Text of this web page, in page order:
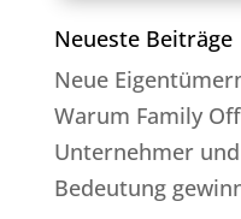
Neueste Beiträge
Neue
Warum Family
Unternehmer
Bedeutung